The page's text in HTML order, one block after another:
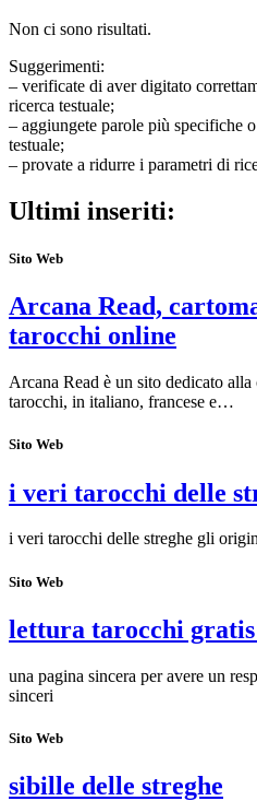
Non ci sono risultati.
Suggerimenti:
– verificate di aver digitato
ricerca testuale;
– aggiungete parole più specifiche
testuale;
– provate a ridurre i parametri di
Ultimi inseriti:
Sito Web
Arcana Read,
tarocchi online
Arcana Read è un sito dedicato
tarocchi, in italiano, francese e…
Sito Web
i veri tarocchi delle
i veri tarocchi delle streghe gli
Sito Web
lettura tarocchi
una pagina sincera per avere un
sinceri
Sito Web
sibille delle streghe